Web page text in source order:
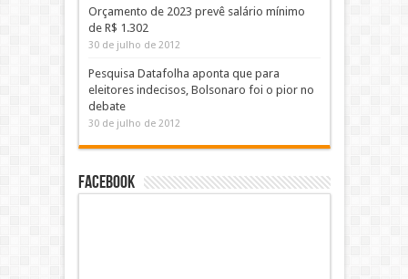
Orçamento de 2023 prevê salário mínimo
de R$ 1.302
30 de julho de 2012
Pesquisa Datafolha aponta que para
eleitores indecisos, Bolsonaro foi o pior no
debate
30 de julho de 2012
Facebook